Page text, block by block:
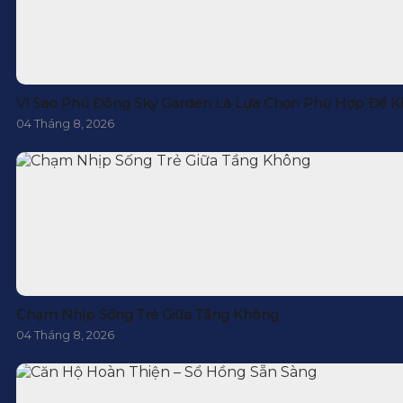
Vì Sao Phú Đông Sky Garden Là Lựa Chọn Phù Hợp Để
04 Tháng 8, 2026
Chạm Nhịp Sống Trẻ Giữa Tầng Không
04 Tháng 8, 2026